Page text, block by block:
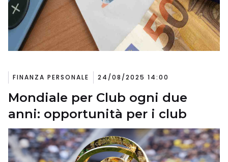
FINANZA PERSONALE 24/08/2025 14:00
Mondiale per Club ogni due
anni: opportunità per i club